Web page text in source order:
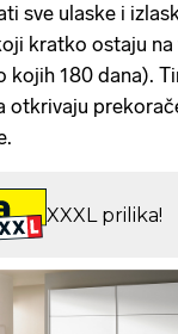
sve ulaske i
kratko ostaju
kojih 180 dana).
otkrivaju